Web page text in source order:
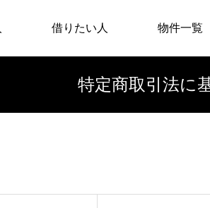
借りたい人 物件一覧
/home/nimosaku/
特定商取引法に